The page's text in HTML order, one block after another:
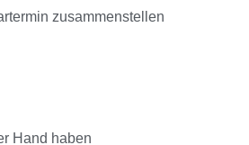
zusammenstellen
Hand haben